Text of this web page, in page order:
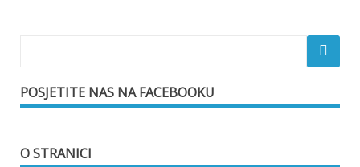
POSJETITE NAS NA FACEBOOKU
O STRANICI